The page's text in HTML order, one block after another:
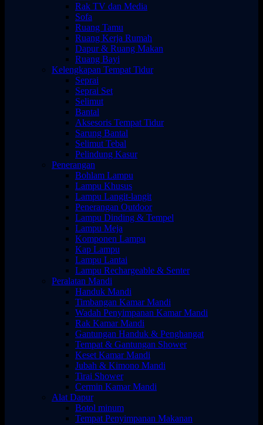
Rak TV dan Media
Sofa
Ruang Tamu
Ruang Kerja Rumah
Dapur & Ruang Makan
Ruang Bayi
Kelengkapan Tempat Tidur
Seprai
Seprai Set
Selimut
Bantal
Aksesoris Tempat Tidur
Sarung Bantal
Selimut Tebal
Pelindung Kasur
Penerangan
Bohlam Lampu
Lampu Khusus
Lampu Langit-langit
Penerangan Outdoor
Lampu Dinding & Tempel
Lampu Meja
Komponen Lampu
Kap Lampu
Lampu Lantai
Lampu Rechargeable & Senter
Peralatan Mandi
Handuk Mandi
Timbangan Kamar Mandi
Wadah Penyimpanan Kamar Mandi
Rak Kamar Mandi
Gantungan Handuk & Penghangat
Tempat & Gantungan Shower
Keset Kamar Mandi
Jubah & Kimono Mandi
Tirai Shower
Cermin Kamar Mandi
Alat Dapur
Botol minum
Tempat Penyimpanan Makanan